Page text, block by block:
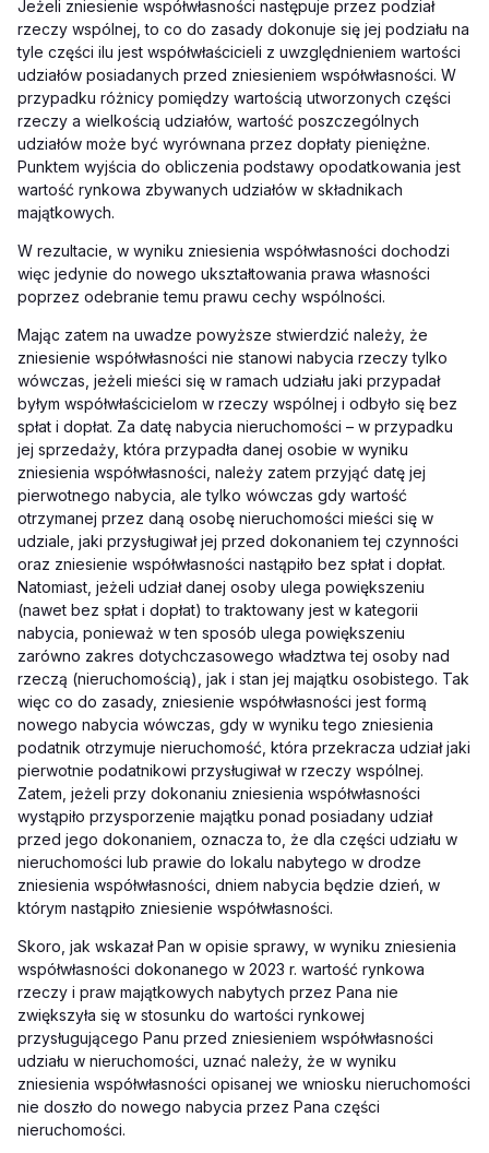
Jeżeli zniesienie współwłasności następuje przez podział
rzeczy wspólnej, to co do zasady dokonuje się jej podziału na
tyle części ilu jest współwłaścicieli z uwzględnieniem wartości
udziałów posiadanych przed zniesieniem współwłasności. W
przypadku różnicy pomiędzy wartością utworzonych części
rzeczy a wielkością udziałów, wartość poszczególnych
udziałów może być wyrównana przez dopłaty pieniężne.
Punktem wyjścia do obliczenia podstawy opodatkowania jest
wartość rynkowa zbywanych udziałów w składnikach
majątkowych.
W rezultacie, w wyniku zniesienia współwłasności dochodzi
więc jedynie do nowego ukształtowania prawa własności
poprzez odebranie temu prawu cechy wspólności.
Mając zatem na uwadze powyższe stwierdzić należy, że
zniesienie współwłasności nie stanowi nabycia rzeczy tylko
wówczas, jeżeli mieści się w ramach udziału jaki przypadał
byłym współwłaścicielom w rzeczy wspólnej i odbyło się bez
spłat i dopłat. Za datę nabycia nieruchomości – w przypadku
jej sprzedaży, która przypadła danej osobie w wyniku
zniesienia współwłasności, należy zatem przyjąć datę jej
pierwotnego nabycia, ale tylko wówczas gdy wartość
otrzymanej przez daną osobę nieruchomości mieści się w
udziale, jaki przysługiwał jej przed dokonaniem tej czynności
oraz zniesienie współwłasności nastąpiło bez spłat i dopłat.
Natomiast, jeżeli udział danej osoby ulega powiększeniu
(nawet bez spłat i dopłat) to traktowany jest w kategorii
nabycia, ponieważ w ten sposób ulega powiększeniu
zarówno zakres dotychczasowego władztwa tej osoby nad
rzeczą (nieruchomością), jak i stan jej majątku osobistego. Tak
więc co do zasady, zniesienie współwłasności jest formą
nowego nabycia wówczas, gdy w wyniku tego zniesienia
podatnik otrzymuje nieruchomość, która przekracza udział jaki
pierwotnie podatnikowi przysługiwał w rzeczy wspólnej.
Zatem, jeżeli przy dokonaniu zniesienia współwłasności
wystąpiło przysporzenie majątku ponad posiadany udział
przed jego dokonaniem, oznacza to, że dla części udziału w
nieruchomości lub prawie do lokalu nabytego w drodze
zniesienia współwłasności, dniem nabycia będzie dzień, w
którym nastąpiło zniesienie współwłasności.
Skoro, jak wskazał Pan w opisie sprawy, w wyniku zniesienia
współwłasności dokonanego w 2023 r. wartość rynkowa
rzeczy i praw majątkowych nabytych przez Pana nie
zwiększyła się w stosunku do wartości rynkowej
przysługującego Panu przed zniesieniem współwłasności
udziału w nieruchomości, uznać należy, że w wyniku
zniesienia współwłasności opisanej we wniosku nieruchomości
nie doszło do nowego nabycia przez Pana części
nieruchomości.